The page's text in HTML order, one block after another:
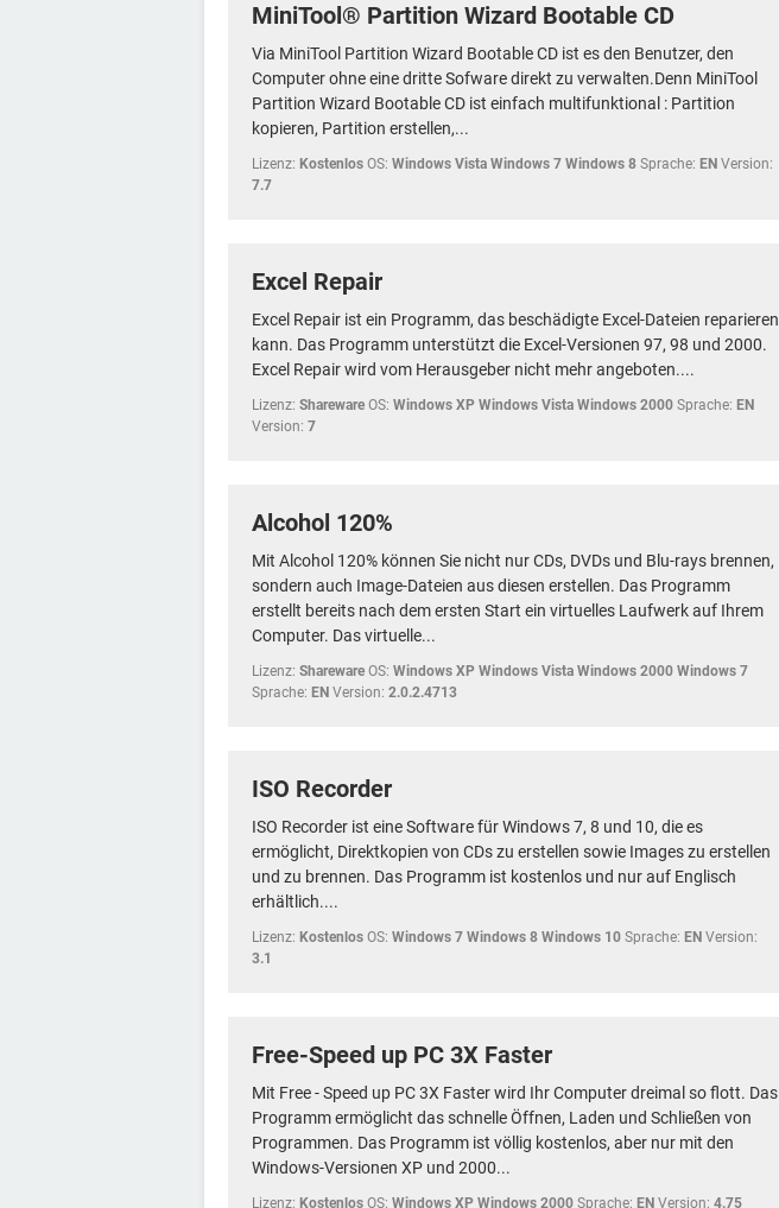
MiniTool® Partition Wizard Bootable CD
Via MiniTool Partition Wizard Bootable CD ist es den Benutzer, den
Computer ohne eine dritte Sofware direkt zu verwalten.Denn MiniTool
Partition Wizard Bootable CD ist einfach multifunktional : Partition
kopieren, Partition erstellen,...
Lizenz: Kostenlos OS: Windows Vista Windows 7 Windows 8 Sprache: EN Version:
7.7
Excel Repair
Excel Repair ist ein Programm, das beschädigte Excel-Dateien reparieren
kann. Das Programm unterstützt die Excel-Versionen 97, 98 und 2000.
Excel Repair wird vom Herausgeber nicht mehr angeboten....
Lizenz: Shareware OS: Windows XP Windows Vista Windows 2000 Sprache: EN
Version: 7
Alcohol 120%
Mit Alcohol 120% können Sie nicht nur CDs, DVDs und Blu-rays brennen,
sondern auch Image-Dateien aus diesen erstellen. Das Programm
erstellt bereits nach dem ersten Start ein virtuelles Laufwerk auf Ihrem
Computer. Das virtuelle...
Lizenz: Shareware OS: Windows XP Windows Vista Windows 2000 Windows 7
Sprache: EN Version: 2.0.2.4713
ISO Recorder
ISO Recorder ist eine Software für Windows 7, 8 und 10, die es
ermöglicht, Direktkopien von CDs zu erstellen sowie Images zu erstellen
und zu brennen. Das Programm ist kostenlos und nur auf Englisch
erhältlich....
Lizenz: Kostenlos OS: Windows 7 Windows 8 Windows 10 Sprache: EN Version:
3.1
Free-Speed up PC 3X Faster
Mit Free - Speed up PC 3X Faster wird Ihr Computer dreimal so flott. Das
Programm ermöglicht das schnelle Öffnen, Laden und Schließen von
Programmen. Das Programm ist völlig kostenlos, aber nur mit den
Windows-Versionen XP und 2000...
Lizenz: Kostenlos OS: Windows XP Windows 2000 Sprache: EN Version: 4.75